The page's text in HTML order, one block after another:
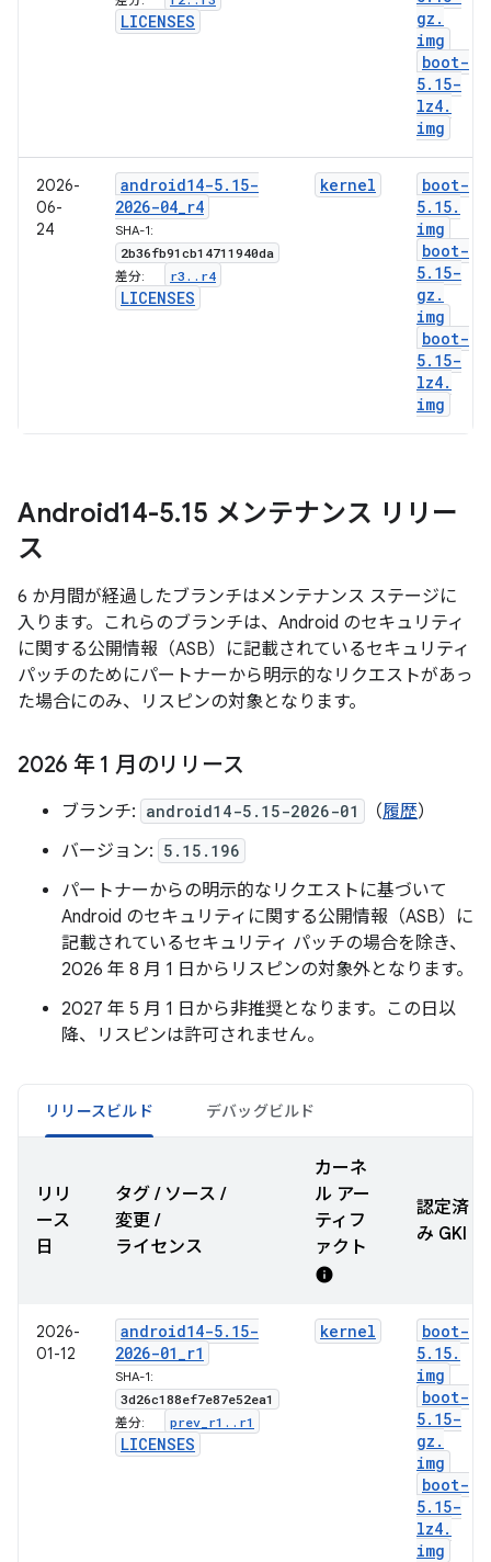
LICENSES
gz .
img
boot-
5. 15-
lz4.
img
2026-
06-
24
android14-5. 15-
2026-04_r4
SHA-1:
2b36fb91cb14711940da
差分: r3 . . r4
LICENSES
kernel
boot-
5. 15.
img
boot-
5. 15-
gz .
img
boot-
5. 15-
lz4.
img
Android14-5.15 メンテナンス リリー
ス
6 か月間が経過したブランチはメンテナンス ステージに
入ります。これらのブランチは、Android のセキュリティ
に関する公開情報（ASB）に記載されているセキュリティ
パッチのためにパートナーから明示的なリクエストがあっ
た場合にのみ、リスピンの対象となります。
2026 年 1 月のリリース
ブランチ: android14-5.15-2026-01 （履歴）
バージョン: 5.15.196
パートナーからの明示的なリクエストに基づいて
Android のセキュリティに関する公開情報（ASB）に
記載されているセキュリティ パッチの場合を除き、
2026 年 8 月 1 日からリスピンの対象外となります。
2027 年 5 月 1 日から非推奨となります。この日以
降、リスピンは許可されません。
リリースビルド デバッグビルド
リリ
ース
日
タグ / ソース /
変更 /
ライセンス
カーネ
ル アー
ティフ
ァクト
info
認定済
み GKI
2026-
01-12
android14-5. 15-
2026-01_r1
SHA-1:
3d26c188ef7e87e52ea1
差分: prev r1 . . r1
LICENSES
kernel
boot-
5. 15.
img
boot-
5. 15-
gz .
img
boot-
5. 15-
lz4.
img